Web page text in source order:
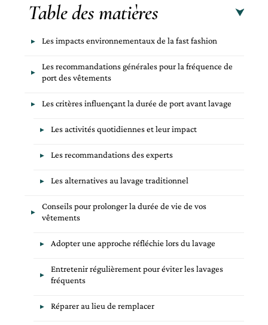
Table des matières
Les impacts environnementaux de la fast fashion
Les recommandations générales pour la fréquence de
port des vêtements
Les critères influençant la durée de port avant lavage
Les activités quotidiennes et leur impact
Les recommandations des experts
Les alternatives au lavage traditionnel
Conseils pour prolonger la durée de vie de vos
vêtements
Adopter une approche réfléchie lors du lavage
Entretenir régulièrement pour éviter les lavages
fréquents
Réparer au lieu de remplacer